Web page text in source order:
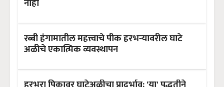
नाही
रब्बी हंगामातील महत्त्वाचे पीक हरभऱ्यावरील घाटे
अळीचे एकात्मिक व्यवस्थापन